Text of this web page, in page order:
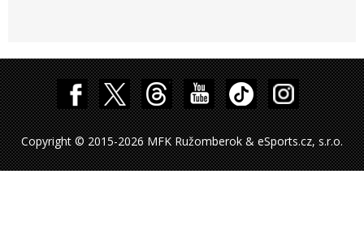
Copyright © 2015-2026 MFK Ružomberok & eSports.cz, s.r.o.